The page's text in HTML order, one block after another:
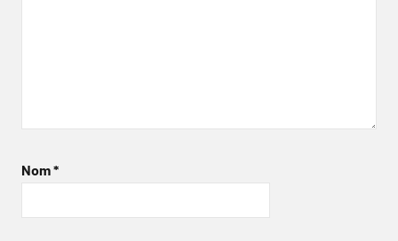
Nom*